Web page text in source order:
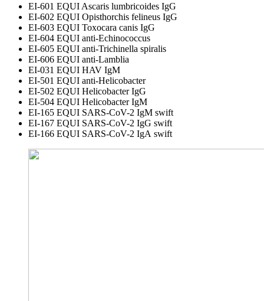
EI-601 EQUI Ascaris lumbricoides IgG
EI-602 EQUI Opisthorchis felineus IgG
EI-603 EQUI Toxocara canis IgG
EI-604 EQUI anti-Echinococcus
EI-605 EQUI anti-Trichinella spiralis
EI-606 EQUI anti-Lamblia
EI-031 EQUI HAV IgM
EI-501 EQUI anti-Helicobacter
EI-502 EQUI Helicobacter IgG
EI-504 EQUI Helicobacter IgM
EI-165 EQUI SARS-CoV-2 ІgM swift
EI-167 EQUI SARS-CoV-2 ІgG swift
EI-166 EQUI SARS-CoV-2 ІgА swift